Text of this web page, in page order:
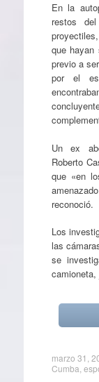
En la
restos
que hayan
previo a
por el
Un ex
Roberto
que «en
reconoció.
Los
las
se
marzo 31,
Cumba